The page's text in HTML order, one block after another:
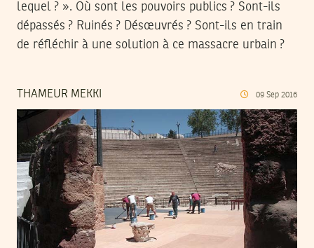
lequel ? ». Où sont les pouvoirs publics ? Sont-ils
dépassés ? Ruinés ? Désœuvrés ? Sont-ils en train
de réfléchir à une solution à ce massacre urbain ?
THAMEUR MEKKI 09 Sep 2016